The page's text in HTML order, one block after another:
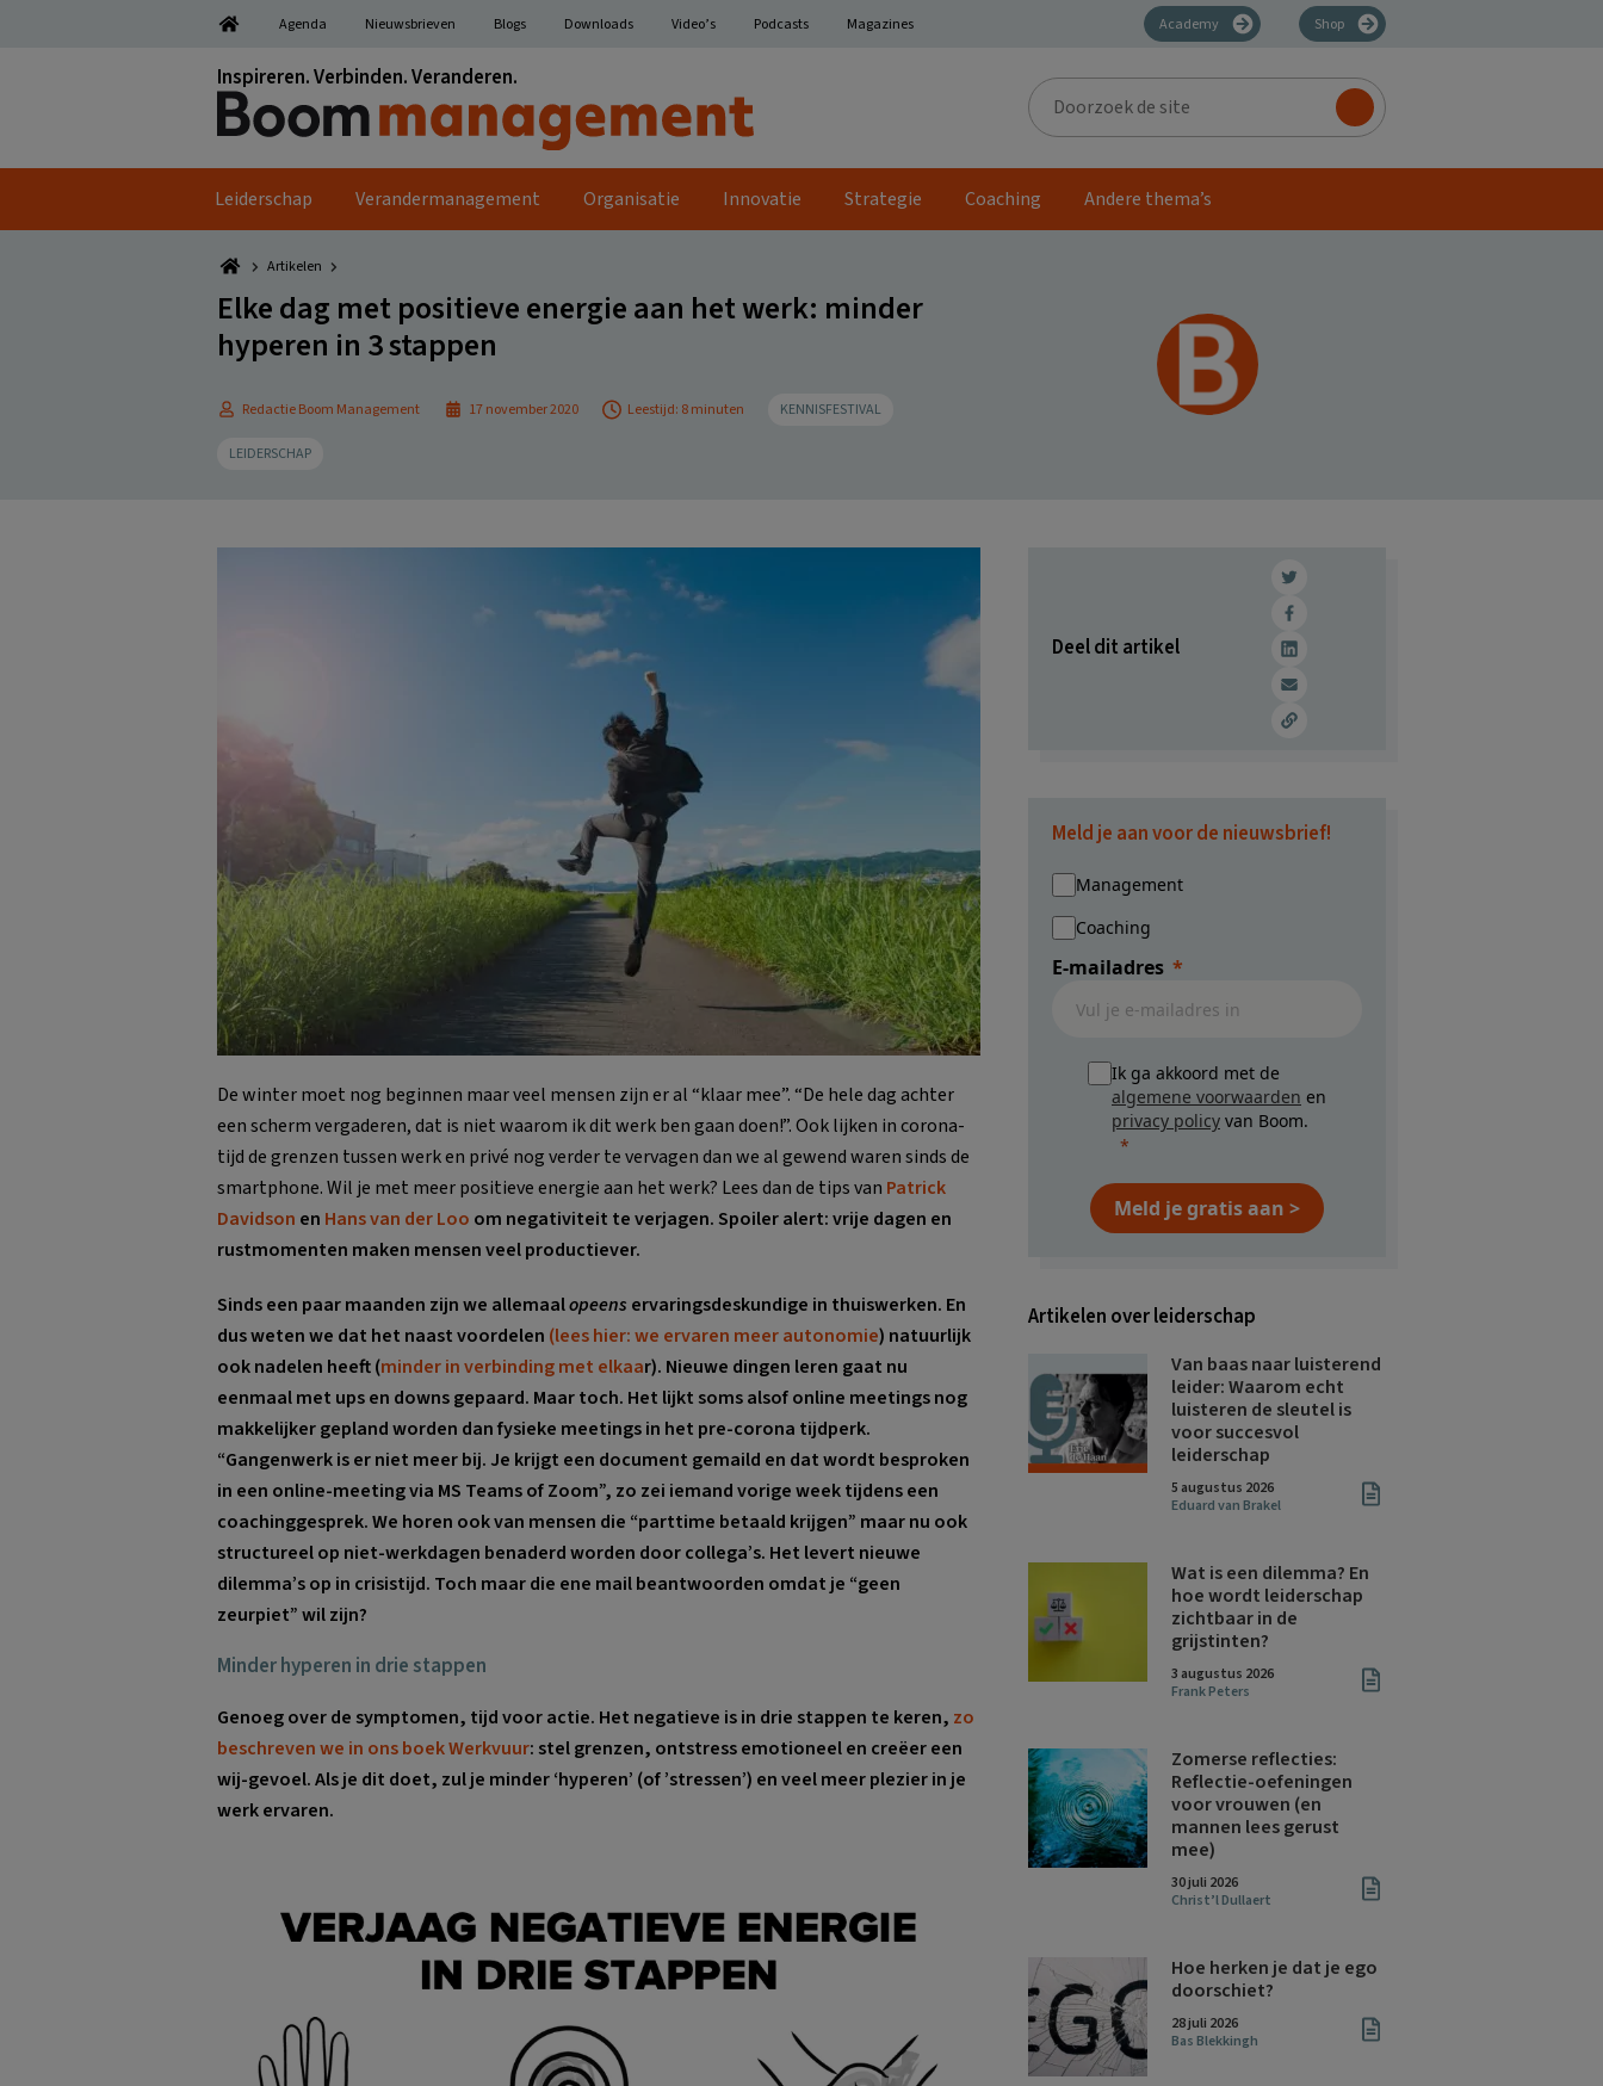
Agenda Nieuwsbrieven Blogs Downloads Video’s Podcasts Magazines Academy Shop
Inspireren. Verbinden. Veranderen.
Doorzoek
de
site
Leiderschap Verandermanagement Organisatie Innovatie Strategie Coaching Andere thema’s
Artikelen
Elke dag met positieve energie aan het werk: minder
hyperen in 3 stappen
Redactie Boom Management 17 november 2020 Leestijd: 8 minuten KENNISFESTIVAL
LEIDERSCHAP
De winter moet nog beginnen maar veel mensen zijn er al “klaar mee”. “De hele dag achter
een scherm vergaderen, dat is niet waarom ik dit werk ben gaan doen!”. Ook lijken in corona-
tijd de grenzen tussen werk en privé nog verder te vervagen dan we al gewend waren sinds de
smartphone. Wil je met meer positieve energie aan het werk? Lees dan de tips van Patrick
Davidson en Hans van der Loo om negativiteit te verjagen. Spoiler alert: vrije dagen en
rustmomenten maken mensen veel productiever.
Sinds een paar maanden zijn we allemaalopeens ervaringsdeskundige in thuiswerken. En
dus weten we dat het naast voordelen (lees hier: we ervaren meer autonomie) natuurlijk
ook nadelen heeft (minder in verbinding met elkaar). Nieuwe dingen leren gaat nu
eenmaal met ups en downs gepaard. Maar toch. Het lijkt soms alsof online meetings nog
makkelijker gepland worden dan fysieke meetings in het pre-corona tijdperk.
“Gangenwerk is er niet meer bij. Je krijgt een document gemaild en dat wordt besproken
in een online-meeting via MS Teams of Zoom”, zo zei iemand vorige week tijdens een
coachinggesprek. We horen ook van mensen die “parttime betaald krijgen” maar nu ook
structureel op niet-werkdagen benaderd worden door collega’s. Het levert nieuwe
dilemma’s op in crisistijd. Toch maar die ene mail beantwoorden omdat je “geen
zeurpiet” wil zijn?
Minder hyperen in drie stappen
Genoeg over de symptomen, tijd voor actie. Het negatieve is in drie stappen te keren, zo
beschreven we in ons boek Werkvuur: stel grenzen, ontstress emotioneel en creëer een
wij-gevoel. Als je dit doet, zul je minder ‘hyperen’ (of ’stressen’) en veel meer plezier in je
werk ervaren.
Deel dit artikel
Meld je aan voor de nieuwsbrief!
Management
Coaching
E-mailadres
Ik ga akkoord met de
algemene voorwaarden en
privacy policy van Boom.
Meld je gratis aan >
Artikelen over leiderschap
Van baas naar luisterend
leider: Waarom echt
luisteren de sleutel is
voor succesvol
leiderschap
5 augustus 2026
Eduard van Brakel
Wat is een dilemma? En
hoe wordt leiderschap
zichtbaar in de
grijstinten?
3 augustus 2026
Frank Peters
Zomerse reflecties:
Reflectie-oefeningen
voor vrouwen (en
mannen lees gerust
mee)
30 juli 2026
Christ’l Dullaert
Hoe herken je dat je ego
doorschiet?
28 juli 2026
Bas Blekkingh